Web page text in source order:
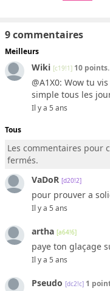
9 commentaires
Meilleurs
Wiki [c19!1] 10 points.
@A1X0: Wow tu
simple tous les
Il y a 5 ans
Tous
Les commentaires pour
fermés.
VaDoR [d20!2]
pour prouver a
Il y a 5 ans
artha [a64!6]
paye ton glaçage
Il y a 5 ans
Pseudo [dc2!c] 1